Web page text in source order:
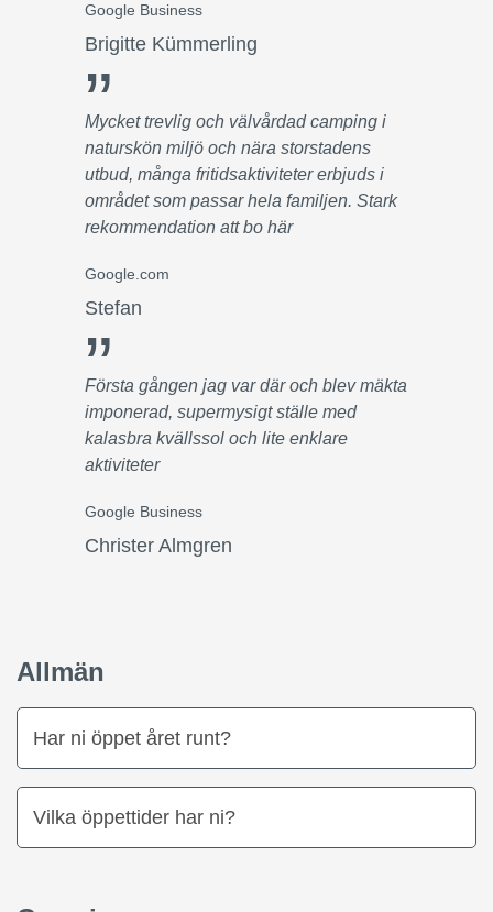
Google Business
Brigitte Kümmerling
”
Mycket trevlig och välvårdad camping i
naturskön miljö och nära storstadens
utbud, många fritidsaktiviteter erbjuds i
området som passar hela familjen. Stark
rekommendation att bo här
Google.com
Stefan
”
Första gången jag var där och blev mäkta
imponerad, supermysigt ställe med
kalasbra kvällssol och lite enklare
aktiviteter
Google Business
Christer Almgren
Allmän
Har ni öppet året runt?
Vilka öppettider har ni?